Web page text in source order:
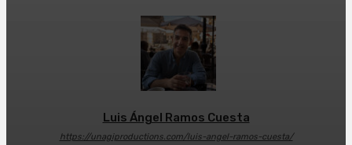
Luis Ángel Ramos Cuesta
https://unagiproductions.com/luis-angel-ramos-cuesta/